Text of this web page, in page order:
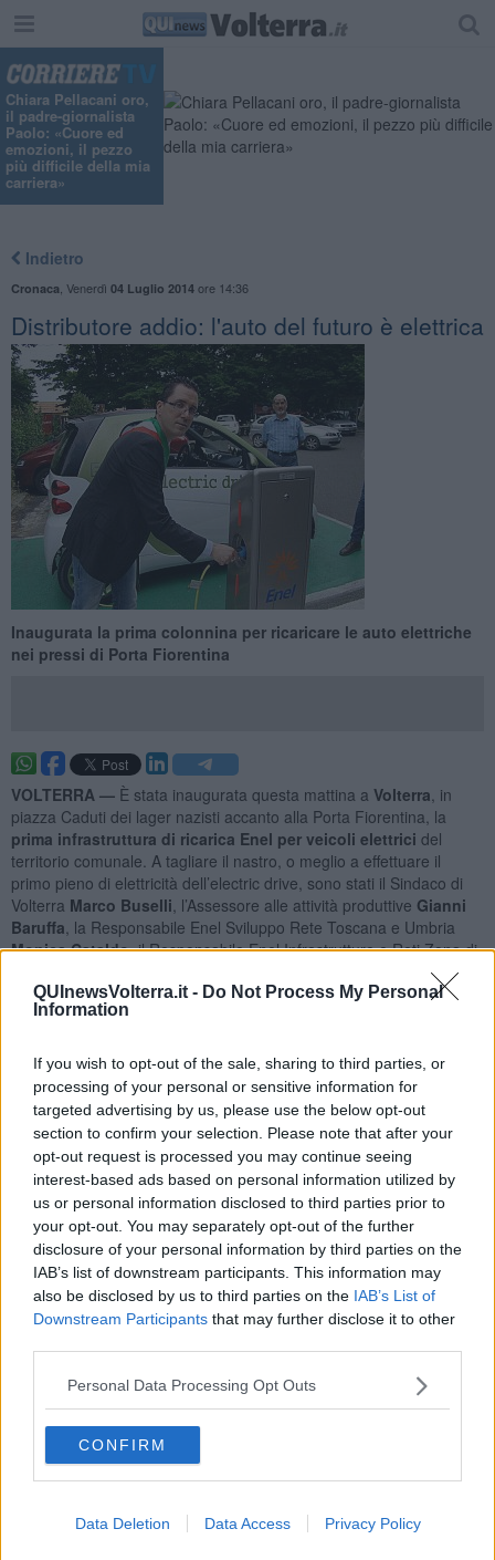
QUInewsVolterra.it - Do Not Process My Personal
Information
If you wish to opt-out of the sale, sharing to third parties, or
processing of your personal or sensitive information for
targeted advertising by us, please use the below opt-out
section to confirm your selection. Please note that after your
opt-out request is processed you may continue seeing
interest-based ads based on personal information utilized by
us or personal information disclosed to third parties prior to
your opt-out. You may separately opt-out of the further
disclosure of your personal information by third parties on the
IAB’s list of downstream participants. This information may
also be disclosed by us to third parties on the IAB’s List of
Downstream Participants that may further disclose it to other
Personal Data Processing Opt Outs
CONFIRM
Data Deletion Data Access Privacy Policy
Chiara Pellacani oro,
il padre-giornalista
Paolo: «Cuore ed
emozioni, il pezzo
più difficile della mia
carriera»
Indietro
Cronaca Venerdì 04 Luglio 2014ore 14:36
Distributore addio: l'auto del futuro è elettrica
Inaugurata la prima colonnina per ricaricare le auto elettriche
nei pressi di Porta Fiorentina
VOLTERRA — È stata inaugurata questa mattina a Volterra , in
piazza Caduti dei lager nazisti accanto alla Porta Fiorentina, la
prima infrastruttura di ricarica Enel per veicoli elettrici del
territorio comunale. A tagliare il nastro, o meglio a effettuare il
primo pieno di elettricità dell’electric drive, sono stati il Sindaco di
Volterra Marco Buselli , l’Assessore alle attività produttive Gianni
Baruffa , la Responsabile Enel Sviluppo Rete Toscana e Umbria
Monica Cataldo, il Responsabile Enel Infrastrutture e Reti Zona di
Esterne territoriali centro Italia.
l’alimentazione dei veicoli di nuova generazione così come del
parco di veicoli già circolante con una ricarica “intelligente” e
“interoperabile”. L’interoperabilità è particolarmente importante
perché il possessore del mezzo elettrico, con la sua electric card
fornita dal venditore di elettricità, può effettuare la ricarica
indipendentemente dal venditore con cui è contrattualizzato. Le
infrastrutture Enel consentono così una ricarica innovativa e
interamente telegestita da remoto, in cui l’identificazione dell’utente
avviene tramite la card dedicata, per un uso semplice, comodo e
sicuro della stazione.
Comune di Pisa e di Cascina, oltre alla rete presente nelle altre
città del centro Italia come Perugia, Bologna, Forlì, Genova e molte
altre. Si tratta di una rete di infrastrutture in continua espansione
che permetterà di ricaricare l’auto anche nel corso di un viaggio.
Caratteristiche e posizione delle colonnine sono consultabili sul sito
“Questo è un passo importante – ha detto il Sindaco di Volterra